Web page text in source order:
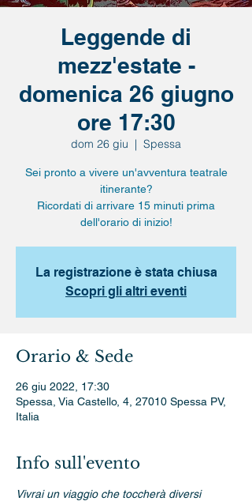
Leggende di
mezz'estate -
domenica 26 giugno
ore 17:30
dom 26 giu
  |
Spessa
Sei pronto a vivere un'avventura teatrale
itinerante?
Ricordati di arrivare 15 minuti prima
dell'orario di inizio!
La registrazione è stata chiusa
Scopri gli altri eventi
Orario & Sede
26 giu 2022, 17:30
Spessa, Via Castello, 4, 27010 Spessa PV,
Italia
Info sull'evento
Vivrai un viaggio che toccherà diversi